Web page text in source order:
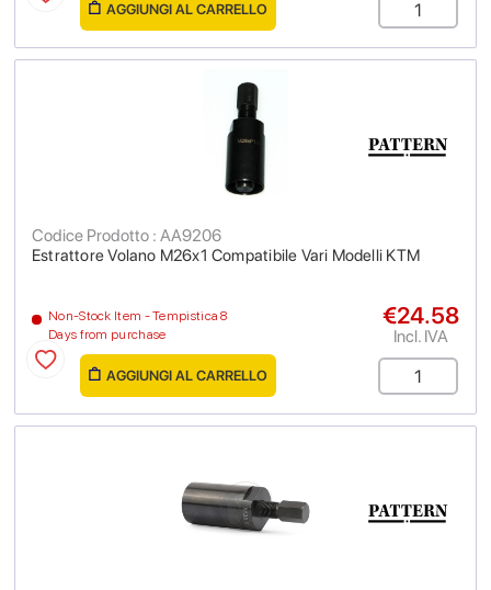
AGGIUNGI AL CARRELLO
Estrattore Volano M26x1 Compatibile Vari Modelli KTM
Codice Prodotto : AA9206
Non-Stock Item - Tempistica 8
Days from purchase
€24.58
Incl. IVA
AGGIUNGI AL CARRELLO